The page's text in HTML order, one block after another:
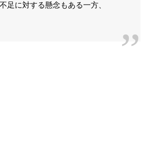
足に対する懸念もある一方、